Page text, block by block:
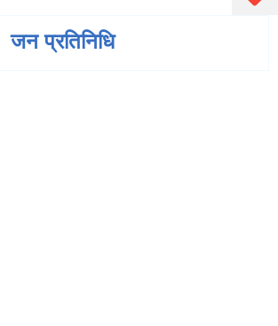
जन प्रतिनिधि